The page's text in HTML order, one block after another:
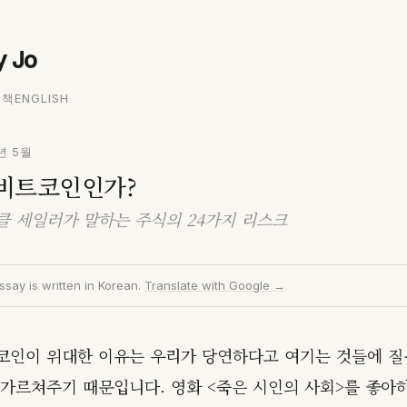
Jo
책 ENGLISH
5월
트코인인가?
세일러가 말하는 주식의 24가지 리스크
is written in Korean. Translate with Google →
인이 위대한 이유는 우리가 당연하다고 여기는 것들에
르쳐주기 때문입니다. 영화 <죽은 시인의 사회>를 좋아